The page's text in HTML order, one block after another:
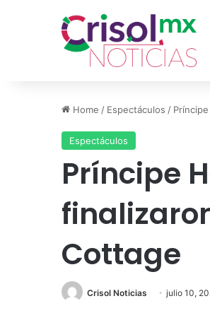
Home / Espectáculos /
Espectáculos
Príncipe
Cottage
Crisol Noticias julio 10,